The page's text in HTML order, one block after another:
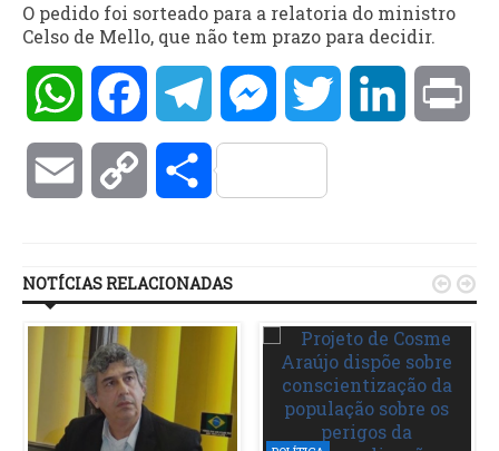
O pedido foi sorteado para a relatoria do ministro
Celso de Mello, que não tem prazo para decidir.
WhatsAppFacebookTelegramMessengerTwitter LinkedIn
Email Copy Compartilhar
NOTÍCIAS RELACIONADAS  